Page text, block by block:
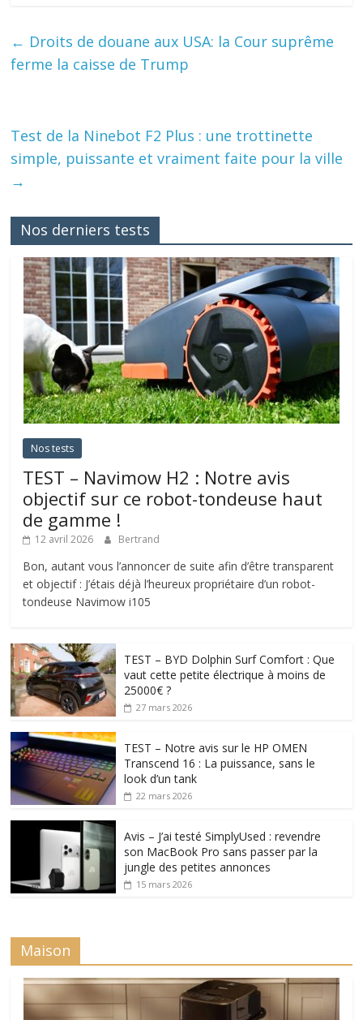
← Droits de douane aux USA: la Cour suprême
ferme la caisse de Trump
Test de la Ninebot F2 Plus : une trottinette
simple, puissante et vraiment faite pour la ville
→
Nos derniers tests
Nos tests
TEST – Navimow H2 : Notre avis
objectif sur ce robot-tondeuse haut
de gamme !
12 avril 2026 Bertrand
Bon, autant vous l’annoncer de suite afin d’être transparent
et objectif : J’étais déjà l’heureux propriétaire d’un robot-
tondeuse Navimow i105
TEST – BYD Dolphin Surf Comfort : Que
vaut cette petite électrique à moins de
25000€ ?
27 mars 2026
TEST – Notre avis sur le HP OMEN
Transcend 16 : La puissance, sans le
look d’un tank
22 mars 2026
Avis – J’ai testé SimplyUsed : revendre
son MacBook Pro sans passer par la
jungle des petites annonces
15 mars 2026
Maison